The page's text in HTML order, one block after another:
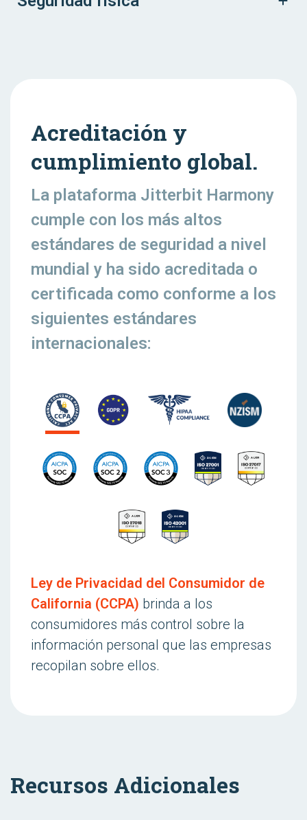
Acreditación y
cumplimiento global.
La plataforma Jitterbit Harmony
cumple con los más altos
estándares de seguridad a nivel
mundial y ha sido acreditada o
certificada como conforme a los
siguientes estándares
internacionales:
Ley de Privacidad del Consumidor de
California (CCPA) brinda a los
consumidores más control sobre la
información personal que las empresas
recopilan sobre ellos.
Recursos Adicionales